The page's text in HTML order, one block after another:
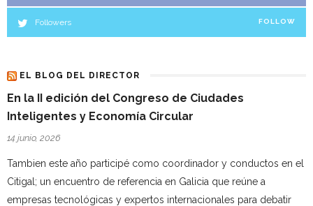
Followers FOLLOW
EL BLOG DEL DIRECTOR
En la II edición del Congreso de Ciudades
Inteligentes y Economía Circular
14 junio, 2026
Tambien este año participé como coordinador y conductos en el
Citigal; un encuentro de referencia en Galicia que reúne a
empresas tecnológicas y expertos internacionales para debatir